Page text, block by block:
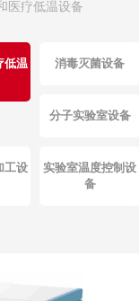
医疗低温设备
低温
消毒灭菌设备
分子实验室设备
工设
实验室温度控制设
备